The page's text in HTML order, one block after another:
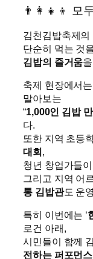
👨‍👩‍👧‍👦 모
김천김밥축제의
단순히 먹는 것
김밥의 즐거움
축제 현장에서
말아보는
“1,000인 김밥
다.
또한 지역 초등
대회,
청년 창업가들
그리고 지역 어
통 김밥관도 운
특히 이번에는 ‘
로건 아래,
시민들이 함께
전하는 퍼포먼스